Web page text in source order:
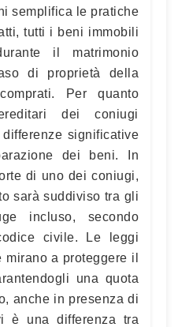
semplifica le pratiche
tutti i beni immobili
il matrimonio
di proprietà della
Per quanto
dei coniugi
significative
dei beni. In
di uno dei coniugi,
sarà suddiviso tra gli
incluso, secondo
civile. Le leggi
a proteggere il
una quota
anche in presenza di
è una differenza tra